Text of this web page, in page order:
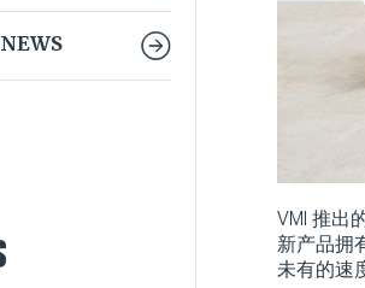
VMI 推出
新产品拥
未有的速